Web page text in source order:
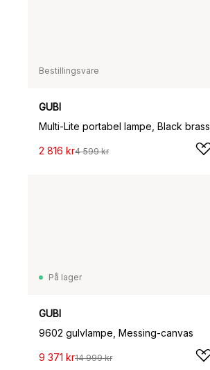
Bestillingsvare
GUBI
Multi-Lite portabel lampe, Black brass
2 816 kr4 599 kr
På lager
GUBI
9602 gulvlampe, Messing-canvas
9 371 kr14 999 kr